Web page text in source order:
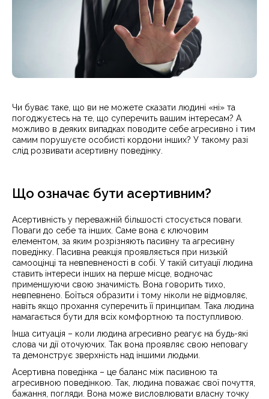
Чи буває таке, що ви не можете сказати людині «ні» та
погоджуєтесь на те, що суперечить вашим інтересам? А
можливо в деяких випадках поводите себе агресивно і тим
самим порушуєте особисті кордони інших? У такому разі
слід розвивати асертивну поведінку.
Що означає бути асертивним?
Асертивність у переважній більшості стосується поваги.
Поваги до себе та інших. Саме вона є ключовим
елементом, за яким розрізняють пасивну та агресивну
поведінку. Пасивна реакція проявляється при низькій
самооцінці та невпевненості в собі. У такій ситуації людина
ставить інтереси інших на перше місце, водночас
применшуючи свою значимість. Вона говорить тихо,
невпевнено. Боїться образити і тому ніколи не відмовляє,
навіть якщо прохання суперечить її принципам. Така людина
намагається бути для всіх комфортною та поступливою.
Інша ситуація – коли людина агресивно реагує на будь-які
слова чи дії оточуючих. Так вона проявляє свою неповагу
та демонструє зверхність над іншими людьми.
Асертивна поведінка – це баланс між пасивною та
агресивною поведінкою. Так, людина поважає свої почуття,
бажання, погляди. Вона може висловлювати власну точку